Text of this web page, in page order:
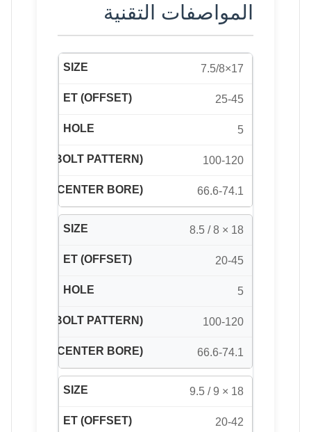
المواصفات التقنية
17×7.5/8
25-45
5
100-120
66.6-74.1
18 × 8 / 8.5
20-45
5
100-120
66.6-74.1
18 × 9 / 9.5
20-42